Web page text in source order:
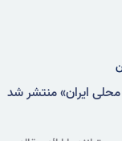
ایران» منتشر شد